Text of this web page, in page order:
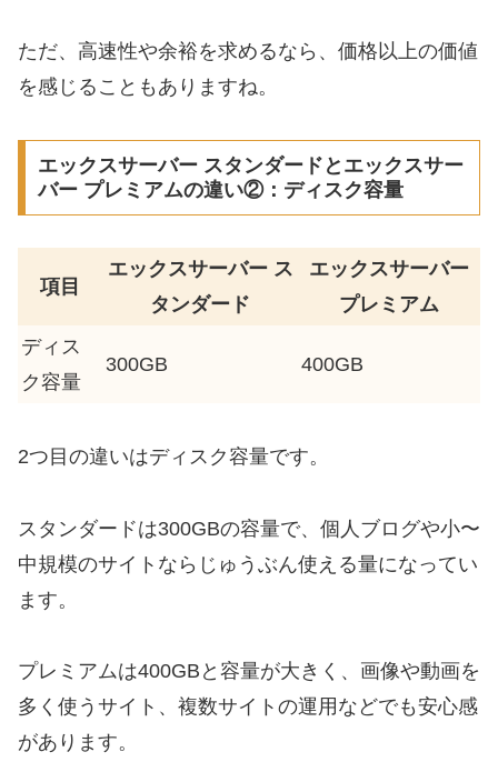
ただ、高速性や余裕を求めるなら、価格以上の価値
を感じることもありますね。
エックスサーバー スタンダードとエックスサー
バー プレミアムの違い②：ディスク容量
項目
エックスサーバー ス
タンダード
エックスサーバー
プレミアム
ディス
ク容量
300GB 400GB
2つ目の違いはディスク容量です。
スタンダードは300GBの容量で、個人ブログや小〜
中規模のサイトならじゅうぶん使える量になってい
ます。
プレミアムは400GBと容量が大きく、画像や動画を
多く使うサイト、複数サイトの運用などでも安心感
があります。